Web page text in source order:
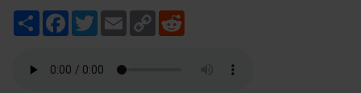
D
e
F
b
T
w
t
E
m
C
o